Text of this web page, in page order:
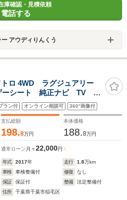
庫確認・見積依頼
電話する
アウディりんくう
ロ 4WD ラグジュアリー
ーシート 純正ナビ TV B
ヒーター LEDヘッドライ
パネル パドルシフト セ
クト ETC
ラン付 オンライン相談可 360°画像付
支払総額
198.8万円
本体価格
188.8万円
通常ローン 月々22,000円
年式 2017年 走行 1.8万km
車検
車検整備付 修復
なし
保証
保証付 整備
法定整備付
住所
千葉県千葉市稲毛区